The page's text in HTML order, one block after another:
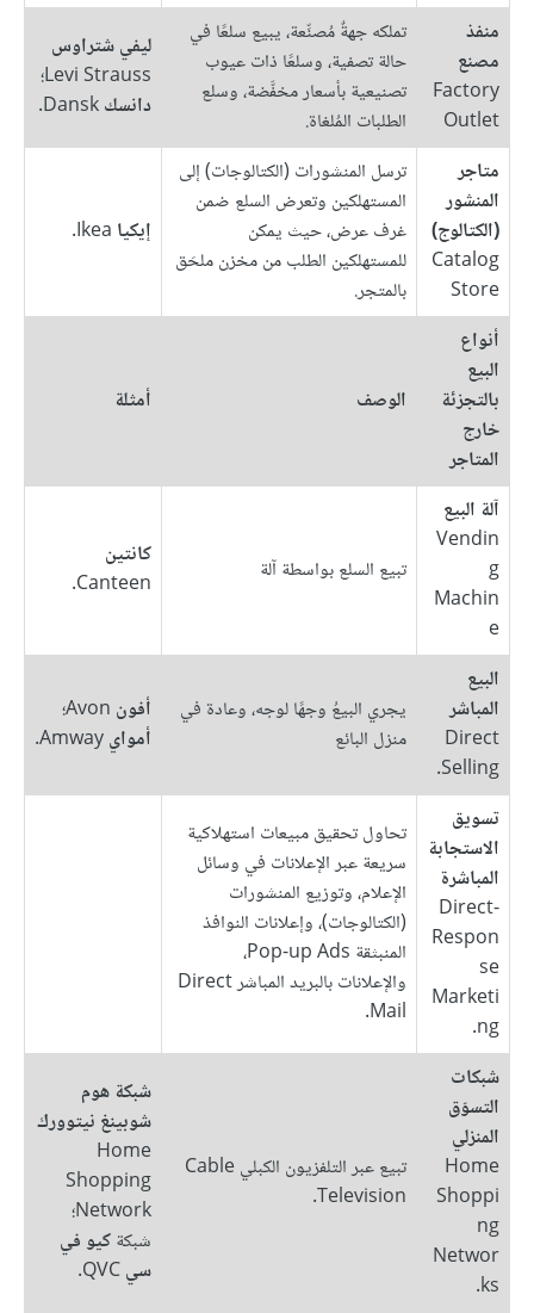
منفذ
مصنع
Factory
Outlet
تملكه جهةٌ مُصنِّعة، يبيع سلعًا في
حالة تصفية، وسلعًا ذات عيوب
تصنيعية بأسعار مخفَّضة، وسلع
الطلبات المُلغاة.
ليفي شتراوس
Levi Strauss؛
دانسك
متاجر
المنشور
(الكتالوج)
Catalog
Store
ترسل المنشورات (الكتالوجات) إلى
المستهلكين وتعرض السلع ضمن
غرف عرض، حيث يمكن
للمستهلكين الطلب من مخزن ملحَق
بالمتجر.
إيكيا
أنواع
البيع
بالتجزئة
خارج
المتاجر
الوصف أمثلة
آلة البيع
Vendin
g
Machin
e
تبيع السلع بواسطة آلة
كانتين
Canteen.
البيع
المباشر
Direct
Selling.
يجري البيعُ وجهًا لوجه، وعادة في
منزل البائع
أفون
أمواي
تسويق
الاستجابة
المباشرة
Direct-
Respon
se
Marketi
ng.
تحاول تحقيق مبيعات استهلاكية
سريعة عبر الإعلانات في وسائل
الإعلام، وتوزيع المنشورات
(الكتالوجات)، وإعلانات النوافذ
المنبثقة Pop-up Ads،
والإعلانات بالبريد المباشر Direct
Mail.
شبكات
التسوّق
المنزلي
Home
Shoppi
ng
Networ
ks.
تبيع عبر التلفزيون الكبلي Cable
Television.
شبكة هوم
شوبينغ نيتوورك
Home
Shopping
Network؛
شبكةكيو في
سي